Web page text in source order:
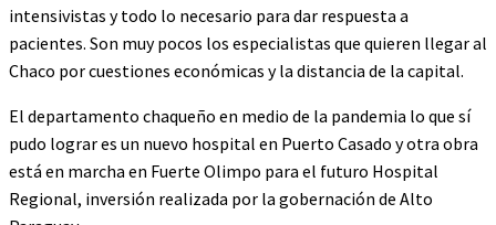
intensivistas y todo lo necesario para dar respuesta a
pacientes. Son muy pocos los especialistas que quieren llegar al
Chaco por cuestiones económicas y la distancia de la capital.
El departamento chaqueño en medio de la pandemia lo que sí
pudo lograr es un nuevo hospital en Puerto Casado y otra obra
está en marcha en Fuerte Olimpo para el futuro Hospital
Regional, inversión realizada por la gobernación de Alto